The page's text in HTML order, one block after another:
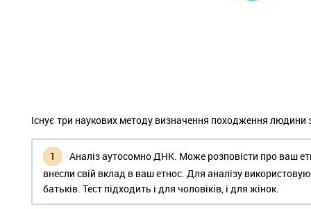
Існує три наукових методу визначення походження
Аналіз аутосомно ДНК. Може розповісти про ваш
внесли свій вклад в ваш етнос. Для аналізу
батьків. Тест підходить і для чоловіків, і для жінок.